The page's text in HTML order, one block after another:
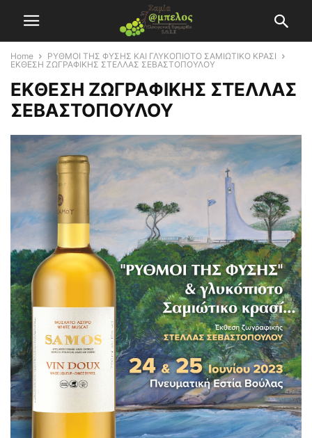
Home
ΡΥΘΜΟΙ ΤΗΣ ΦΥΣΗΣ ΚΑΙ ΓΛΥΚΟΠΙΟΤΟ ΣΑΜΙΩΤΙΚΟ ΚΡΑΣΙ
EKΘΕΣΗ ΖΩΓΡΑΦΙΚΗΣ ΣΤΕΛΛΑΣ ΣΕΒΑΣΤΟΠΟΥΛΟΥ
EKΘΕΣΗ ΖΩΓΡΑΦΙΚΗΣ ΣΤΕΛΛΑΣ
ΣΕΒΑΣΤΟΠΟΥΛΟΥ